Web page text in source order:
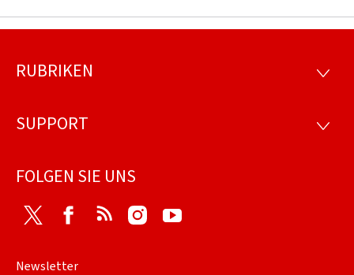
Footer
RUBRIKEN
SUPPORT
FOLGEN SIE UNS
Twitter Facebook
RSS Instagram
Newsletter